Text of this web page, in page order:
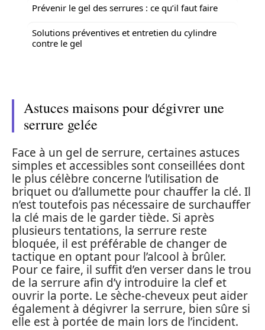
Prévenir le gel des serrures : ce qu’il faut faire
Solutions préventives et entretien du cylindre
contre le gel
Astuces maisons pour dégivrer une
serrure gelée
Face à un gel de serrure, certaines astuces
simples et accessibles sont conseillées dont
le plus célèbre concerne l’utilisation de
briquet ou d’allumette pour chauffer la clé. Il
n’est toutefois pas nécessaire de surchauffer
la clé mais de le garder tiède. Si après
plusieurs tentations, la serrure reste
bloquée, il est préférable de changer de
tactique en optant pour l’alcool à brûler.
Pour ce faire, il suffit d’en verser dans le trou
de la serrure afin d’y introduire la clef et
ouvrir la porte. Le sèche-cheveux peut aider
également à dégivrer la serrure, bien sûre si
elle est à portée de main lors de l’incident.